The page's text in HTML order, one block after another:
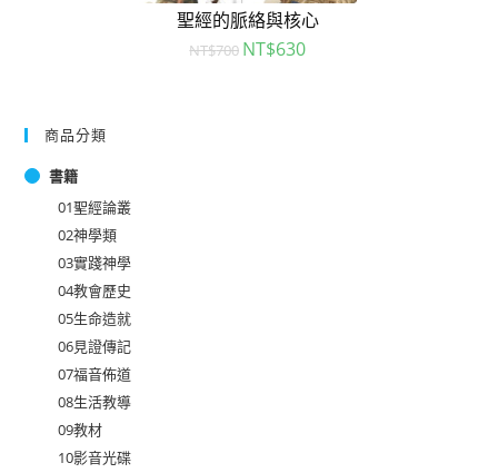
聖經的脈絡與核心
NT$700 NT$630
商品分類
書籍
01聖經論叢
02神學類
03實踐神學
04教會歷史
05生命造就
06見證傳記
07福音佈道
08生活教導
09教材
10影音光碟